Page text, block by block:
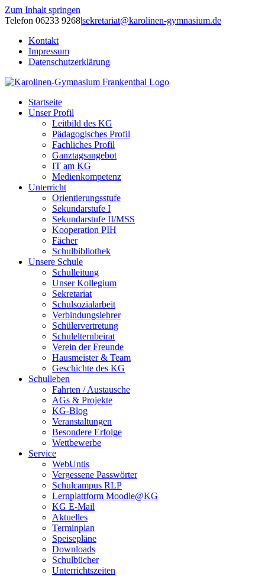
Zum Inhalt springen
Telefon 06233 9268|sekretariat@karolinen-gymnasium.de
Kontakt
Impressum
Datenschutzerklärung
Startseite
Unser Profil
Leitbild des KG
Pädagogisches Profil
Fachliches Profil
Ganztagsangebot
IT am KG
Medienkompetenz
Unterricht
Orientierungsstufe
Sekundarstufe I
Sekundarstufe II/MSS
Kooperation PIH
Fächer
Schulbibliothek
Unsere Schule
Schulleitung
Unser Kollegium
Sekretariat
Schulsozialarbeit
Verbindungslehrer
Schülervertretung
Schulelternbeirat
Verein der Freunde
Hausmeister & Team
Geschichte des KG
Schulleben
Fahrten / Austausche
AGs & Projekte
KG-Blog
Veranstaltungen
Besondere Erfolge
Wettbewerbe
Service
WebUntis
Vergessene Passwörter
Schulcampus RLP
Lernplattform Moodle@KG
KG E-Mail
Aktuelles
Terminplan
Speisepläne
Downloads
Schulbücher
Unterrichtszeiten